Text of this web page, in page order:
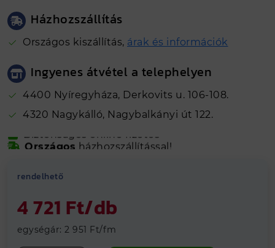
Házhozszállítás
Országos kiszállítás, árak és információk
Ingyenes átvétel a telephelyen
4400 Nyíregyháza, Derkovits u. 106-108.
4320 Nagykálló, Nagybalkányi út 122.
Népszerű termék
Országos házhozszállítással!
Vegye át
rendelhető
4 721 Ft/db
egységár: 2 951 Ft/fm